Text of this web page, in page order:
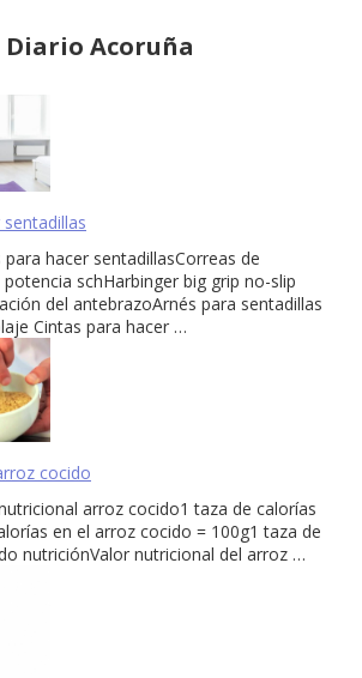
Diario Acoruña
hacer sentadillasCorreas de
schHarbinger big grip no-slip
del antebrazoArnés para sentadillas
Cintas para hacer …
cocido
arroz cocido1 taza de calorías
en el arroz cocido = 100g1 taza de
nutriciónValor nutricional del arroz …